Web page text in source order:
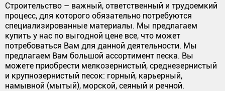
Строительство – важный, ответственный и трудоемкий
процесс, для которого обязательно потребуются
специализированные материалы. Мы предлагаем
купить у нас по выгодной цене все, что может
потребоваться Вам для данной деятельности. Мы
предлагаем Вам большой ассортимент песка. Вы
можете приобрести мелкозернистый, среднезернистый
и крупнозернистый песок: горный, карьерный,
намывной (мытый), морской, сеяный и речной.